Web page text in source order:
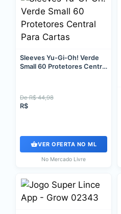
Sleeves Yu-Gi-Oh! Verde
Small 60 Protetores Central
De R$ 44,98
R$
VER OFERTA NO ML
No Mercado Livre